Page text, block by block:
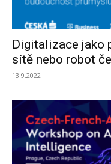
Digitalizace jako
sítě nebo robot
13.9.2022